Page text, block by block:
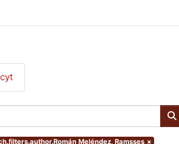
Meléndez, Ramsses ×